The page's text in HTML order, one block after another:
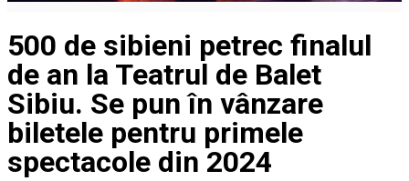
500 de sibieni petrec finalul
de an la Teatrul de Balet
Sibiu. Se pun în vânzare
biletele pentru primele
spectacole din 2024